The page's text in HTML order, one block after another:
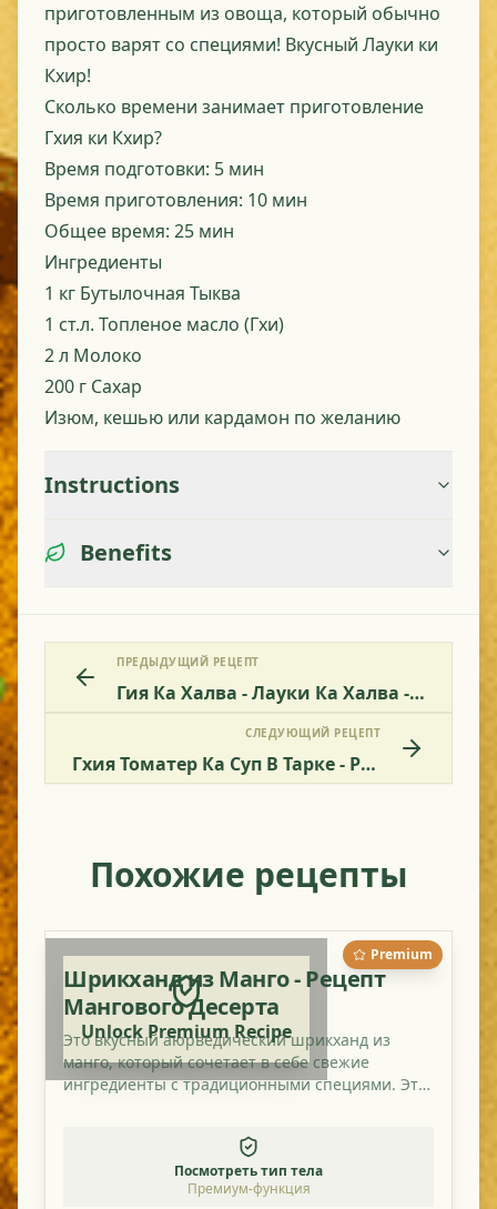
приготовленным из овоща, который обычно
просто варят со специями! Вкусный Лауки ки
Кхир!
Сколько времени занимает приготовление
Гхия ки Кхир?
Время подготовки: 5 мин
Время приготовления: 10 мин
Общее время: 25 мин
Ингредиенты
1 кг Бутылочная Тыква
1 ст.л. Топленое масло (Гхи)
2 л Молоко
200 г Сахар
Изюм, кешью или кардамон по желанию
Instructions
Benefits
ПРЕДЫДУЩИЙ РЕЦЕПТ
Гия Ка Халва - Лауки Ка Халва - Халва Из Бутылочной Тыквы
СЛЕДУЮЩИЙ РЕЦЕПТ
Гхия Томатер Ка Суп В Тарке - Рецепт Супа Из Кальтасии И Помидоров
Похожие рецепты
Premium
Unlock Premium Recipe
Шрикханд из Манго - Рецепт
Мангового Десерта
Это вкусный аюрведический шрикханд из
манго, который сочетает в себе свежие
ингредиенты с традиционными специями. Это
Посмотреть тип тела
Премиум-функция